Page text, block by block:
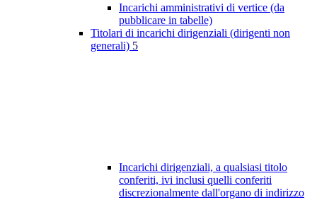
Incarichi amministrativi di vertice (da
pubblicare in tabelle)
Titolari di incarichi dirigenziali (dirigenti non
generali) 5
Incarichi dirigenziali, a qualsiasi titolo
conferiti, ivi inclusi quelli conferiti
discrezionalmente dall'organo di indirizzo